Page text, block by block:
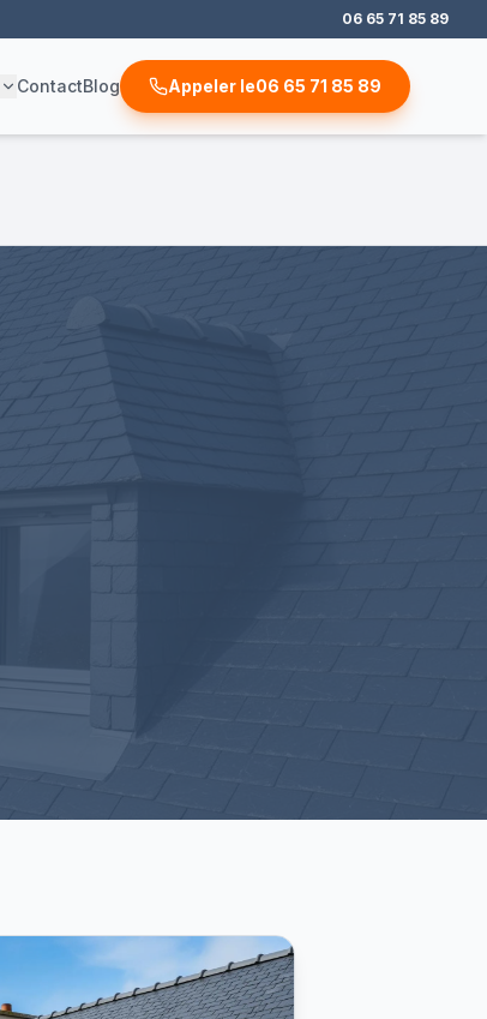
06 65 71 85 89
ContactBlog Appeler le06 65 71 85 89